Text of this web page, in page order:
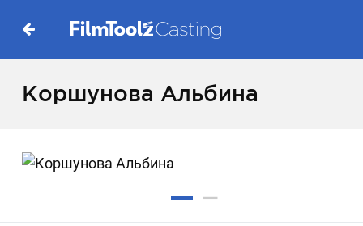
Коршунова Альбина